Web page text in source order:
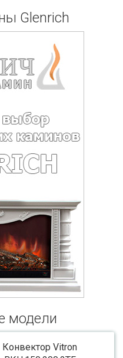
Glenrich
модели
Конвектор Vitron